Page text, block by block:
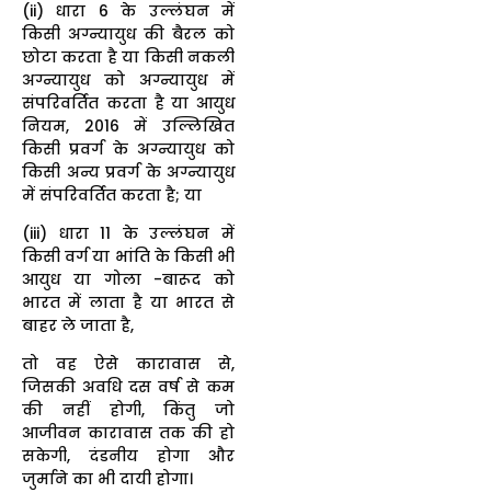
(ii) धारा 6 के उल्लंघन में
किसी अग्न्यायुध की बैरल को
छोटा करता है या किसी नकली
अग्न्यायुध को अग्न्यायुध में
संपरिवर्तित करता है या आयुध
नियम, 2016 में उल्लिखित
किसी प्रवर्ग के अग्न्यायुध को
किसी अन्य प्रवर्ग के अग्न्यायुध
में संपरिवर्तित करता है; या
(iii) धारा 11 के उल्लंघन में
किसी वर्ग या भांति के किसी भी
आयुध या गोला -बारूद को
भारत में लाता है या भारत से
बाहर ले जाता है,
तो वह ऐसे कारावास से,
जिसकी अवधि दस वर्ष से कम
की नहीं होगी, किंतु जो
आजीवन कारावास तक की हो
सकेगी, दंडनीय होगा और
जुर्माने का भी दायी होगा।